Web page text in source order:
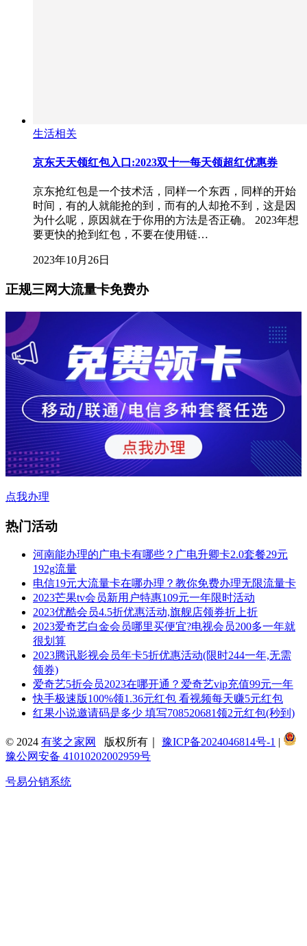
生活相关
京东天天领红包入口:2023双十一每天领超红优惠券
京东抢红包是一个技术活，同样一个东西，同样的开始
时间，有的人就能抢的到，而有的人却抢不到，这是因
为什么呢，原因就在于你用的方法是否正确。 2023年想
要更快的抢到红包，不要在使用链…
2023年10月26日
正规三网大流量卡免费办
点我办理
热门活动
河南能办理的广电卡有哪些？广电升卿卡2.0套餐29元
192g流量
电信19元大流量卡在哪办理？教你免费办理无限流量卡
2023芒果tv会员新用户特惠109元一年限时活动
2023优酷会员4.5折优惠活动,旗舰店领券折上折
2023爱奇艺白金会员哪里买便宜?电视会员200多一年就
很划算
2023腾讯影视会员年卡5折优惠活动(限时244一年,无需
领券)
爱奇艺5折会员2023在哪开通？爱奇艺vip充值99元一年
快手极速版100%领1.36元红包 看视频每天赚5元红包
红果小说邀请码是多少 填写708520681领2元红包(秒到)
© 2024 有奖之家网 版权所有｜ 豫ICP备2024046814号-1 |
豫公网安备 41010202002959号
号易分销系统